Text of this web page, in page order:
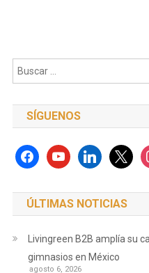
SÍGUENOS
facebookyoutubelinkedinx
ÚLTIMAS NOTICIAS
Livingreen B2B amplía su
gimnasios en México
agosto 6, 2026